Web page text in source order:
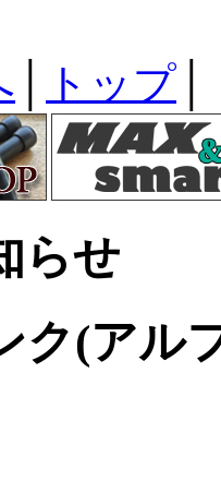
トップ
らせ
ク(アル